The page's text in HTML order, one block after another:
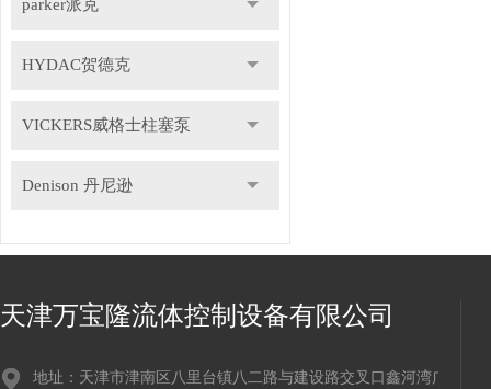
parker派克
HYDAC贺德克
VICKERS威格士柱塞泵
Denison 丹尼逊
天津万宝隆流体控制设备有限公司
地址：天津市津南区八里台镇八二路与建设路交叉口鑫河湾广场